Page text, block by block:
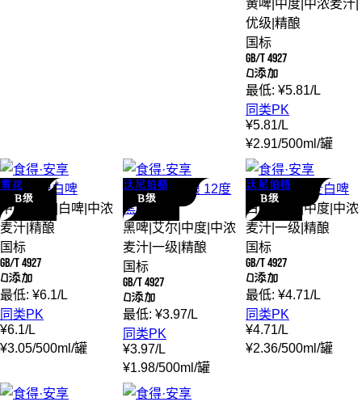
黄啤 中度 中浓麦汁
优级 精酿
国标
GB/T 4927
0添加
最低: ¥5.81/L
同类PK
¥5.81/L
¥2.91/500ml /罐
雪花
B级
雪花 纯酿白啤
中度
白啤 中浓
麦汁 精酿
国标
GB/T 4927
0添加
最低: ¥6.1/L
同类PK
¥6.1/L
¥3.05/500ml /罐
沃尼伯格
B级
沃尼伯格
精酿 12度
黑啤
黑啤 艾尔 中度 中浓
麦汁 一级 精酿
国标
GB/T 4927
0添加
最低: ¥3.97/L
同类PK
¥3.97/L
¥1.98/500ml /罐
沃尼伯格
B级
沃尼伯格 小麦白啤
白啤
|中度 中浓
麦汁 一级 精酿
国标
GB/T 4927
0添加
最低: ¥4.71/L
同类PK
¥4.71/L
¥2.36/500ml /罐